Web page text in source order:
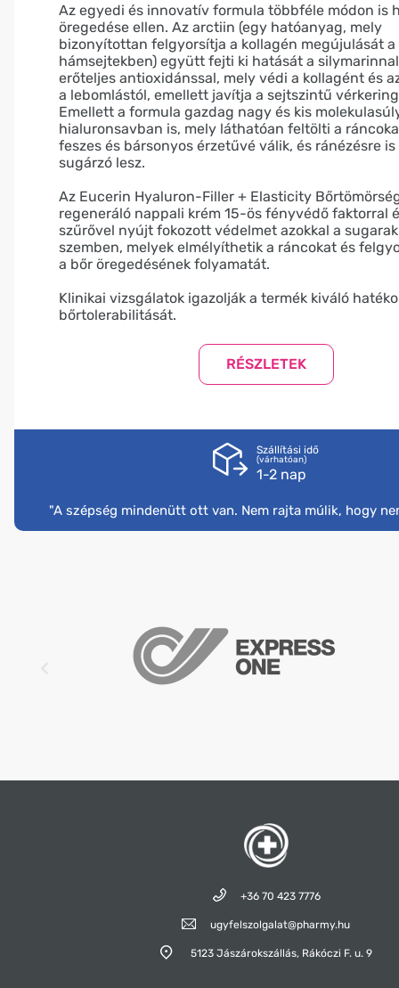
Az egyedi és innovatív formula többféle módon is
öregedése ellen. Az arctiin (egy hatóanyag, mely
bizonyítottan felgyorsítja a kollagén megújulását a
hámsejtekben) együtt fejti ki hatását a
erőteljes antioxidánssal, mely védi a kollagént és
a lebomlástól, emellett javítja a sejtszintű
Emellett a formula gazdag nagy és kis
hialuronsavban is, mely láthatóan feltölti a
feszes és bársonyos érzetűvé válik, és ránézésre
sugárzó lesz.
Az Eucerin Hyaluron-Filler + Elasticity
regeneráló nappali krém 15-ös fényvédő faktorral
szűrővel nyújt fokozott védelmet azokkal a
szemben, melyek elmélyíthetik a ráncokat és
a bőr öregedésének folyamatát.
​Klinikai vizsgálatok igazolják a termék kiváló
bőrtolerabilitását.
nő részvételével végezték. A termék kéthetes
a következő eredményekről számoltak be:
99%: Javítja bőröm megjelenését
97%: Erősebbnek érzem a bőröm
93%: A ráncok és barázdák kisimulnak
86%: A termék kiváló sminkalap
Használati útmutató:
- Reggel vigye fel az arc, a nyak és a dekoltázs
megtisztított bőrére
Filler + Elasticity Bőrtömörséget regeneráló
együtt használja.
Szállítási idő
(várhatóan)
1-2 nap
"A szépség mindenütt ott van. Nem rajta múlik, hogy
+36 70 423 7776
ugyfelszolgalat@pharmy.hu
5123 Jászárokszállás, Rákóczi F. u. 9